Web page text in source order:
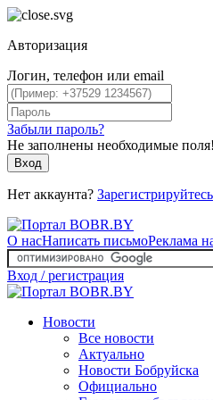
Авторизация
Логин, телефон или email
Забыли пароль?
Не заполнены необходимые поля!
Вход
Нет аккаунта? Зарегистрируйтесь
О насНаписать письмоРеклама
Вход / регистрация
Новости
Все новости
Актуально
Новости Бобруйска
Официально